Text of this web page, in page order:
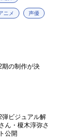
ニメ 声優
期の制作が決
弾ビジュアル解
ん・榎木淳弥さ
公開